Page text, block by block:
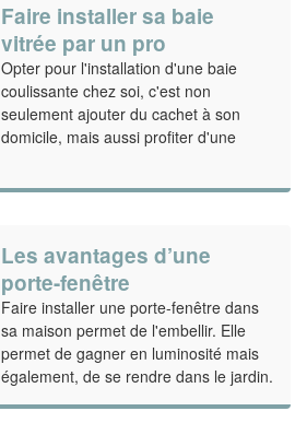
Faire installer sa baie
vitrée par un pro
Opter pour l'installation d'une baie
coulissante chez soi, c'est non
seulement ajouter du cachet à son
domicile, mais aussi profiter d'une
Les avantages d’une
porte-fenêtre
Faire installer une porte-fenêtre dans
sa maison permet de l'embellir. Elle
permet de gagner en luminosité mais
également, de se rendre dans le jardin.